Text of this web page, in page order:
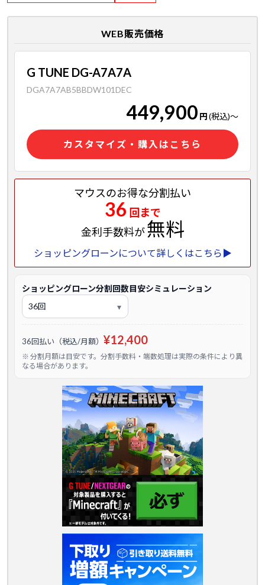
WEB販売価格
G TUNE DG-A7A7A
DGA7A7AB5BBDW101DEC
449,900 円(税込)～
カスタマイズ・購入はこちら
マウスのお得な分割払い
36 回まで
金利手数料が無料
ショッピングローンについて詳しくはこちら▶
ショッピングローン分割回数目安シミュレーション
36回払い（税込/月額） ¥12,400
※ 分割月額は目安です。分割手数料・端数処理は実際の条件により異
なる場合があります。